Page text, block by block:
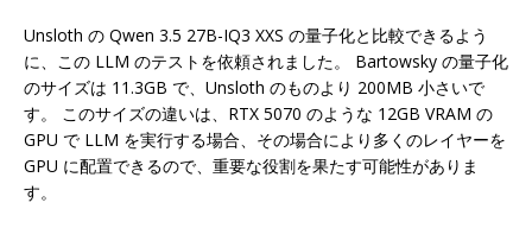
Unsloth の Qwen 3.5 27B-IQ3 XXS の量子化と比較できるよう
に、この LLM のテストを依頼されました。 Bartowsky の量子化
のサイズは 11.3GB で、Unsloth のものより 200MB 小さいで
す。 このサイズの違いは、RTX 5070 のような 12GB VRAM の
GPU で LLM を実行する場合、その場合により多くのレイヤーを
GPU に配置できるので、重要な役割を果たす可能性がありま
す。